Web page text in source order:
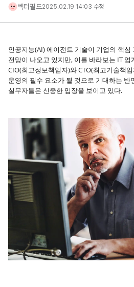
벡터필드2025.02.19 14:03 수정
인공지능(AI) 에이전트 기술이 기업의 핵
전망이 나오고 있지만, 이를 바라보는 IT
CIO(최고정보책임자)와 CTO(최고기술책
운영의 필수 요소가 될 것으로 기대하는 반
실무자들은 신중한 입장을 보이고 있다.